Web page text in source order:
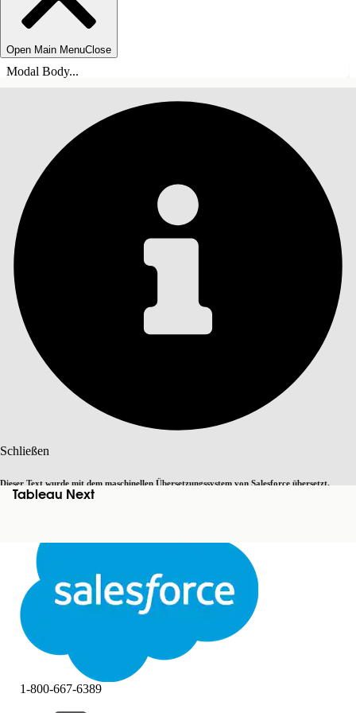
Open Main MenuClose
Modal Body...
Schließen
Dieser Text wurde mit dem maschinellen Übersetzungssystem von Salesforce übersetzt.
Weitere Details finden Sie
Schließen
Tableau Next
INHALT
1-800-667-6389